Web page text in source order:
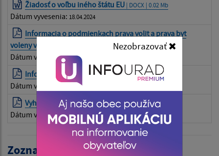
Žiadosť o voľbu iného štátu EU | DOCX | 0.02 Mb
Dátum vyvesenia: 18.04.2024
Informacia o podmienkach prava volit a prava byt
voleny v anglickom jazyku
| PDF | 0.02 Mb
Dátum vyvesenia:18.04.2024
Informácia pre voliča EP | PDF | 0.21 Mb
Dátum vyvesenia: 18.04.2024
Vyhlásenie volieb do EP| PDF | 0.18 Mb
Dátum vyvesenia:18.04.2024
Zoznam volieb:
Nezobrazovať